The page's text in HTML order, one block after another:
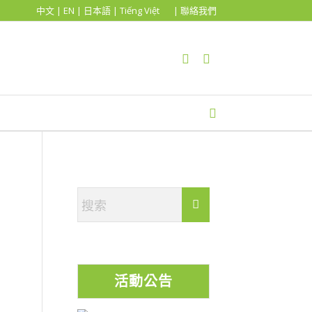
| 聯絡我們
中文 | EN | 日本語 | Tiếng Việt
活動公告